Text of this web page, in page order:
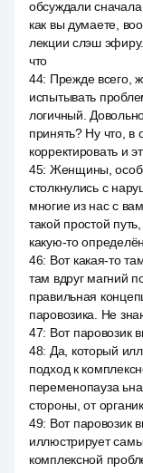
обсуждали сначала
как вы думаете,
лекции слэш
что
44: Прежде всего,
испытывать
логичный.
принять? Ну что, в
корректировать и
45: Женщины,
столкнулись с
многие из нас с
такой простой
какую-то
46: Вот какая-то
там вдруг магний
правильная
паровозика. Не
47: Вот паровозик
48: Да, который
подход к
переменопауза
стороны, от
49: Вот паровозик
иллюстрирует
комплексной